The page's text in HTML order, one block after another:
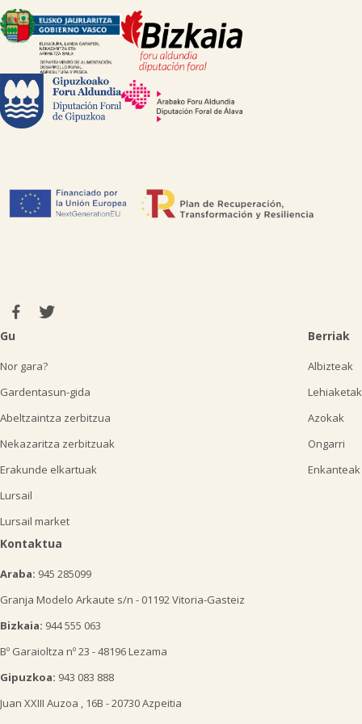
Gu
Nor gara?
Gardentasun-gida
Abeltzaintza zerbitzua
Nekazaritza zerbitzuak
Erakunde elkartuak
Lursail
Lursail market
Berriak
Albizteak
Lehiaketak
Azokak
Ongarri
Enkanteak
Kontaktua
Araba: 945 285099
Granja Modelo Arkaute s/n - 01192 Vitoria-Gasteiz
Bizkaia: 944 555 063
Bº Garaioltza nº 23 - 48196 Lezama
Gipuzkoa: 943 083 888
Juan XXIII Auzoa , 16B - 20730 Azpeitia